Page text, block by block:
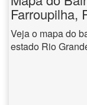
Farroupilha,
Veja o mapa do
estado Rio